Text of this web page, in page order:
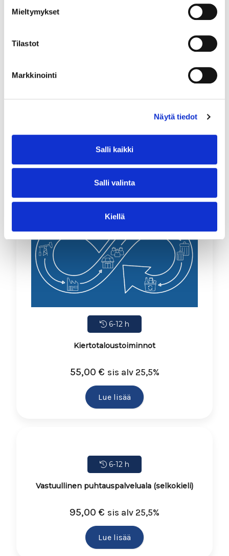
Mieltymykset
Tilastot
Markkinointi
Näytä tiedot
Salli kaikki
Salli valinta
Kiellä
Vastuullinen ruokapalveluala
Lue lisää
6-12 h
Kiertotaloustoiminnot
55,00 € sis alv 25,5%
Lue lisää
6-12 h
Vastuullinen puhtauspalveluala (selkokieli)
95,00 € sis alv 25,5%
Lue lisää